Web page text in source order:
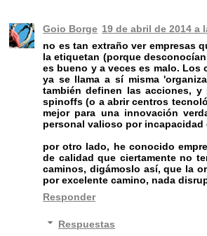
Goio Borge 19 de abril de 2014 a
no es tan extraño ver empresas
la etiquetan (porque
es bueno y a veces es malo.
ya se llama a sí misma
también definen las acciones, y
spinoffs (o a abrir centros
mejor para una innovación
personal valioso por incapacidad
por otro lado, he conocido
de calidad que ciertamente no
caminos, digámoslo así, que la
por excelente camino, nada
Responder
Respuestas